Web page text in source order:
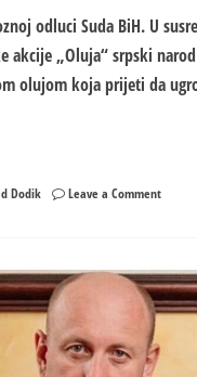
odluci Suda BiH. U
akcije „Oluja“ srpski narod
olujom koja prijeti da
Dodik Leave a Commenton
odluci
Suda